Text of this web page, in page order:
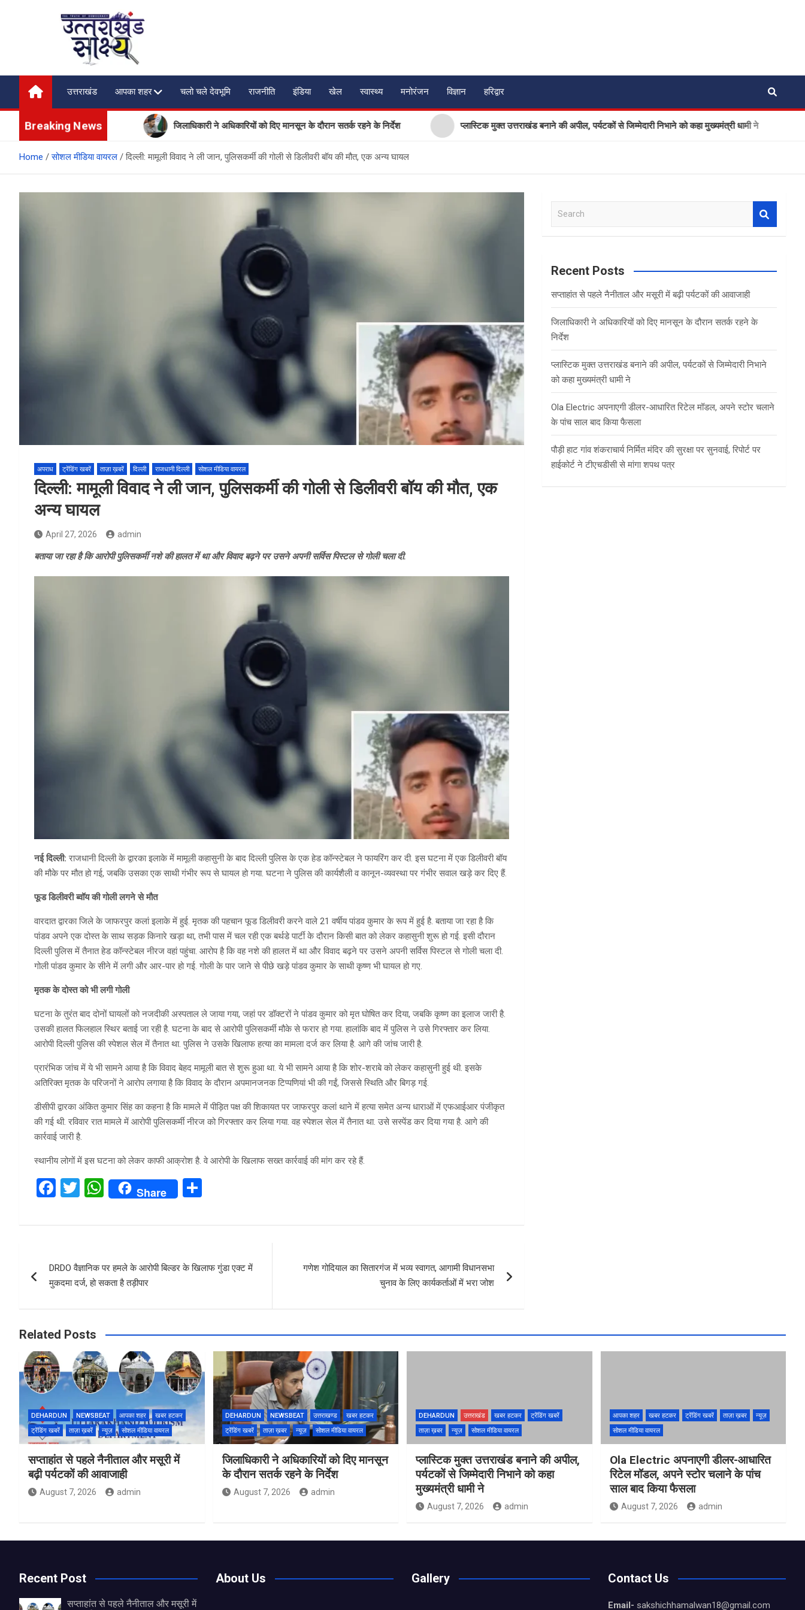
Uttarakhand Shakshya
My News Portal
उत्तराखंड
आपका शहर चलो चले देवभूमि राजनीति इंडिया खेल स्वास्थ्य मनोरंजन विज्ञान हरिद्वार
Breaking News
पर्यटकों की आवाजाही जिलाधिकारी ने अधिकारियों को दिए मानसून के दौरान सतर्क रहने के निर्देश प्लास्टिक मुक्त उत्तराखंड बनाने की अपील, पर्यटकों से जिम्मेदारी निभाने को कहा मुख्यमंत्री धामी ने
Home सोशल मीडिया वायरल दिल्ली: मामूली विवाद ने ली जान, पुलिसकर्मी की गोली से डिलीवरी बॉय की मौत, एक अन्य घायल
अपराध ट्रेंडिंग खबरें ताज़ा ख़बरें दिल्ली राजधानी दिल्ली सोशल मीडिया वायरल
दिल्ली: मामूली विवाद ने ली जान, पुलिसकर्मी की गोली से डिलीवरी बॉय की मौत, एक
अन्य घायल
April 27, 2026 admin
बताया जा रहा है कि आरोपी पुलिसकर्मी नशे की हालत में था और विवाद बढ़ने पर उसने अपनी सर्विस पिस्टल से गोली चला दी.
नई दिल्ली:राजधानी दिल्ली के द्वारका इलाके में मामूली कहासुनी के बाद दिल्ली पुलिस के एक हेड कॉन्स्टेबल ने फायरिंग कर दी. इस घटना में एक डिलीवरी बॉय
की मौके पर मौत हो गई, जबकि उसका एक साथी गंभीर रूप से घायल हो गया. घटना ने पुलिस की कार्यशैली व कानून-व्यवस्था पर गंभीर सवाल खड़े कर दिए हैं.
फूड डिलीवरी ब्वॉय की गोली लगने से मौत
वारदात द्वारका जिले के जाफरपुर कलां इलाके में हुई. मृतक की पहचान फूड डिलीवरी करने वाले 21 वर्षीय पांडव कुमार के रूप में हुई है. बताया जा रहा है कि
पांडव अपने एक दोस्त के साथ सड़क किनारे खड़ा था, तभी पास में चल रही एक बर्थडे पार्टी के दौरान किसी बात को लेकर कहासुनी शुरू हो गई. इसी दौरान
दिल्ली पुलिस में तैनात हेड कॉन्स्टेबल नीरज वहां पहुंचा. आरोप है कि वह नशे की हालत में था और विवाद बढ़ने पर उसने अपनी सर्विस पिस्टल से गोली चला दी.
गोली पांडव कुमार के सीने में लगी और आर-पार हो गई. गोली के पार जाने से पीछे खड़े पांडव कुमार के साथी कृष्ण भी घायल हो गए.
मृतक के दोस्त को भी लगी गोली
घटना के तुरंत बाद दोनों घायलों को नजदीकी अस्पताल ले जाया गया, जहां पर डॉक्टरों ने पांडव कुमार को मृत घोषित कर दिया, जबकि कृष्ण का इलाज जारी है.
उसकी हालत फिलहाल स्थिर बताई जा रही है. घटना के बाद से आरोपी पुलिसकर्मी मौके से फरार हो गया. हालांकि बाद में पुलिस ने उसे गिरफ्तार कर लिया.
आरोपी दिल्ली पुलिस की स्पेशल सेल में तैनात था. पुलिस ने उसके खिलाफ हत्या का मामला दर्ज कर लिया है. आगे की जांच जारी है.
प्रारंभिक जांच में ये भी सामने आया है कि विवाद बेहद मामूली बात से शुरू हुआ था. ये भी सामने आया है कि शोर-शराबे को लेकर कहासुनी हुई थी. इसके
अतिरिक्त मृतक के परिजनों ने आरोप लगाया है कि विवाद के दौरान अपमानजनक टिप्पणियां भी की गईं, जिससे स्थिति और बिगड़ गई.
डीसीपी द्वारका अंकित कुमार सिंह का कहना है कि मामले में पीड़ित पक्ष की शिकायत पर जाफरपुर कलां थाने में हत्या समेत अन्य धाराओं में एफआईआर पंजीकृत
की गई थी. रविवार रात मामले में आरोपी पुलिसकर्मी नीरज को गिरफ्तार कर लिया गया. वह स्पेशल सेल में तैनात था. उसे सस्पेंड कर दिया गया है. आगे की
कार्रवाई जारी है.
स्थानीय लोगों में इस घटना को लेकर काफी आक्रोश है. वे आरोपी के खिलाफ सख्त कार्रवाई की मांग कर रहे हैं.
F
ce
o
o
k
T
tt
W
at
A
p
p
Share
ar
navigation
DRDO वैज्ञानिक पर हमले के आरोपी बिल्डर के खिलाफ गुंडा एक्ट में
मुकदमा दर्ज, हो सकता है तड़ीपार
गणेश गोदियाल का सितारगंज में भव्य स्वागत, आगामी विधानसभा
चुनाव के लिए कार्यकर्ताओं में भरा जोश
a
c
Recent Posts
सप्ताहांत से पहले नैनीताल और मसूरी में बढ़ी पर्यटकों की आवाजाही
जिलाधिकारी ने अधिकारियों को दिए मानसून के दौरान सतर्क रहने के
निर्देश
प्लास्टिक मुक्त उत्तराखंड बनाने की अपील, पर्यटकों से जिम्मेदारी निभाने
को कहा मुख्यमंत्री धामी ने
Ola Electric अपनाएगी डीलर-आधारित रिटेल मॉडल, अपने स्टोर चलाने
के पांच साल बाद किया फैसला
पौड़ी हाट गांव शंकराचार्य निर्मित मंदिर की सुरक्षा पर सुनवाई, रिपोर्ट पर
हाईकोर्ट ने टीएचडीसी से मांगा शपथ पत्र
Related Posts
DEHARDUN NEWSBEAT आपका शहर
खबर हटकर
ट्रेंडिंग खबरें
ताज़ा ख़बरें न्यूज़ सोशल मीडिया वायरल
सप्ताहांत से पहले नैनीताल और मसूरी में
बढ़ी पर्यटकों की आवाजाही
August 7, 2026 admin
DEHARDUN NEWSBEAT उत्तराखण्ड
खबर हटकर
ट्रेंडिंग खबरें
ताज़ा ख़बर न्यूज़ सोशल मीडिया वायरल
जिलाधिकारी ने अधिकारियों को दिए मानसून
के दौरान सतर्क रहने के निर्देश
August 7, 2026 admin
DEHARDUN उत्तराखंड खबर हटकर
ट्रेंडिंग खबरें
ताज़ा ख़बर
न्यूज़ सोशल मीडिया वायरल
प्लास्टिक मुक्त उत्तराखंड बनाने की अपील,
पर्यटकों से जिम्मेदारी निभाने को कहा
मुख्यमंत्री धामी ने
August 7, 2026 admin
आपका शहर खबर हटकर ट्रेंडिंग खबरें ताज़ा ख़बर
न्यूज़
सोशल मीडिया वायरल
Ola Electric अपनाएगी डीलर-आधारित
रिटेल मॉडल, अपने स्टोर चलाने के पांच
साल बाद किया फैसला
August 7, 2026 admin
Recent Post
सप्ताहांत से पहले नैनीताल और मसूरी में
About Us Gallery Contact Us
Email- sakshichhamalwan18@gmail.com